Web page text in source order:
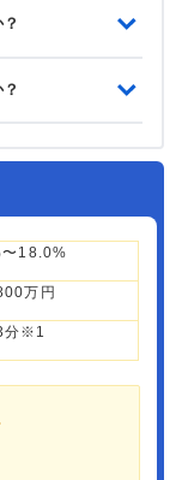
18.0%
万円
分※1